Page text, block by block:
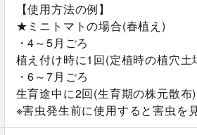
【使用方法の例】
★ミニトマトの場合(春植え)
・4～5月ごろ
植え付け時に1回(定植時の植穴土
・6～7月ごろ
生育途中に2回(生育期の株元散布)
※害虫発生前に使用すると害虫を